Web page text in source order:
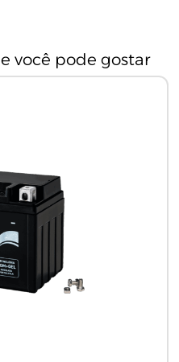
você pode gostar